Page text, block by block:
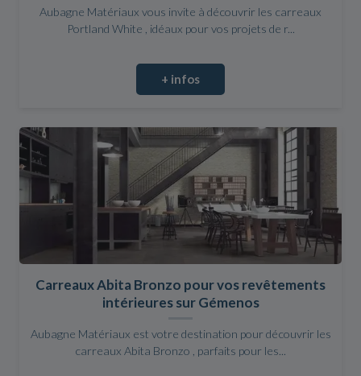
Aubagne Matériaux vous invite à découvrir les carreaux
Portland White , idéaux pour vos projets de r...
+ infos
Carreaux Abita Bronzo pour vos revêtements
intérieures sur Gémenos
Aubagne Matériaux est votre destination pour découvrir les
carreaux Abita Bronzo , parfaits pour les...